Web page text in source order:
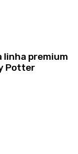
linha premium
Potter